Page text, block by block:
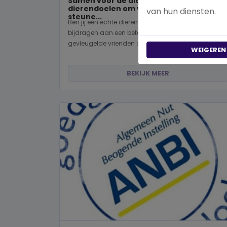
dierendoelen om vandaag nog te
steune...
Ben jij een echte dierenvriend en wil je graag
bijdragen aan een betere wereld voor viervoeters,
gevleugelde vrienden of wild...
BEKIJK MEER
van hun diensten.
WEIGEREN